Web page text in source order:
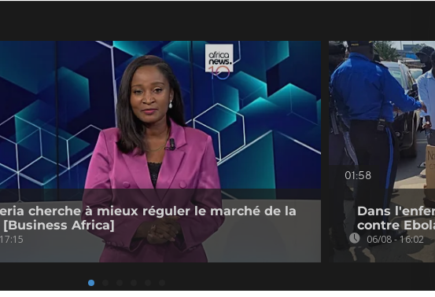
cherche à mieux réguler le marché de la
Africa]
01:58
Dans
contre
06/08 - 16:02